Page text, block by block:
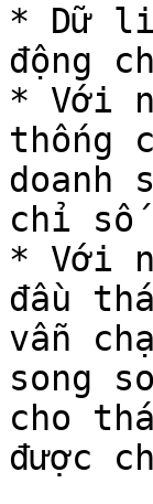
* Dữ
động
* Với
thống
doanh
chỉ số
* Với
đầu
vẫn
song
cho